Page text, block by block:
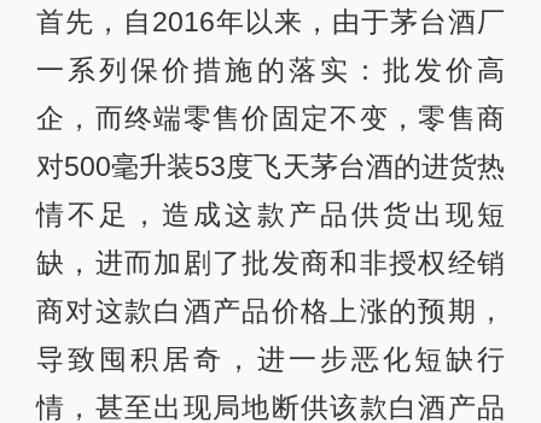
首先，自2016年以来，由于茅台酒厂
一系列保价措施的落实：批发价高
企，而终端零售价固定不变，零售商
对500毫升装53度飞天茅台酒的进货热
情不足，造成这款产品供货出现短
缺，进而加剧了批发商和非授权经销
商对这款白酒产品价格上涨的预期，
导致囤积居奇，进一步恶化短缺行
情，甚至出现局地断供该款白酒产品